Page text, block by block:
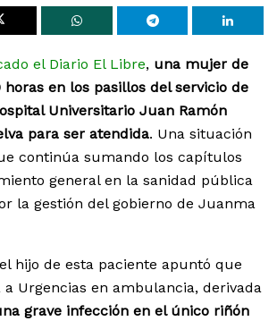
el Diario El Libre, una mujer de
horas en los pasillos del servicio de
Universitario Juan Ramón
para ser atendida. Una situación
continúa sumando los capítulos
general en la sanidad pública
la gestión del gobierno de Juanma
hijo de esta paciente apuntó que
a Urgencias en ambulancia, derivada
grave infección en el único riñón